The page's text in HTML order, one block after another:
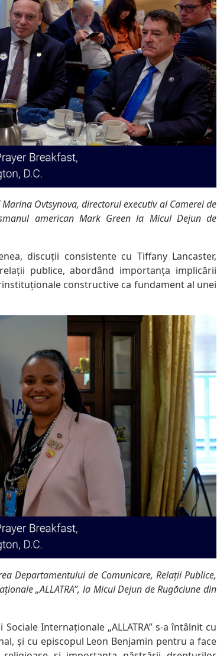
Ovtsynova, directorul executiv al Camerei de
american Mark Green la Micul Dejun de
discuții consistente cu Tiffany Lancaster,
publice, abordând importanța implicării
constructive ca fundament al unei
Departamentului de Comunicare, Relații Publice,
„ALLATRA”, la Micul Dejun de Rugăciune din
Internaționale „ALLATRA” s-a întâlnit cu
și cu episcopul Leon Benjamin pentru a face